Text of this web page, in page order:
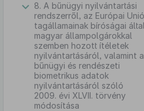
8. A bűnügyi nyilvántartási
rendszerről, az Európai Unió
tagállamainak bíróságai által
magyar állampolgárokkal
szemben hozott ítéletek
nyilvántartásáról, valamint a
bűnügyi és rendészeti
biometrikus adatok
nyilvántartásáról szóló
2009. évi XLVII. törvény
módosítása